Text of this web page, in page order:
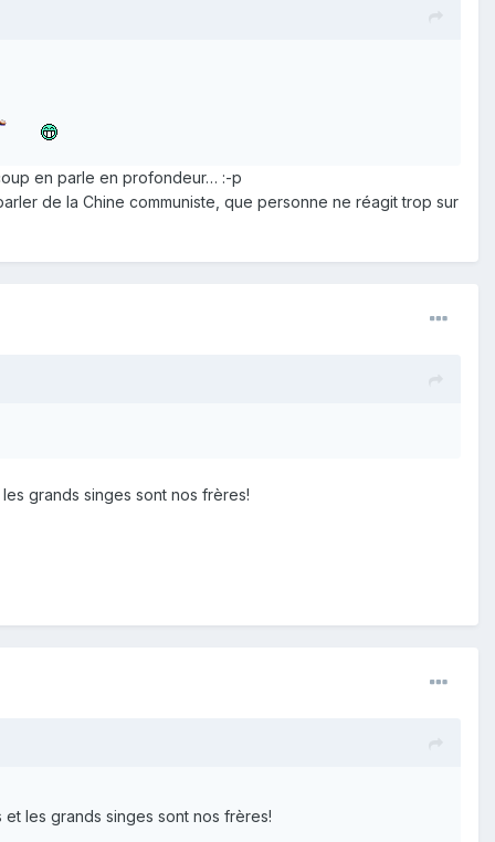
en parle en profondeur… :-p
de la Chine communiste, que personne ne réagit trop sur
grands singes sont nos frères!
les grands singes sont nos frères!